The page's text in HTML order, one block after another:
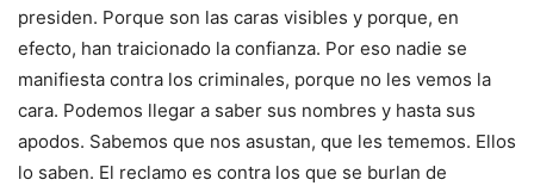
presiden. Porque son las caras visibles y porque, en
efecto, han traicionado la confianza. Por eso nadie se
manifiesta contra los criminales, porque no les vemos la
cara. Podemos llegar a saber sus nombres y hasta sus
apodos. Sabemos que nos asustan, que les tememos. Ellos
lo saben. El reclamo es contra los que se burlan de